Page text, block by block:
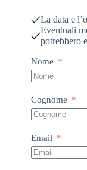
La data e
Eventuali
potrebbero
Nome
Cognome
Email